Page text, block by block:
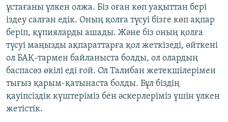
ұстағаны үлкен олжа. Біз оған көп уақыттан бері
іздеу салған едік. Оның қолға түсуі бізге көп ақпар
беріп, құпияларды ашады. Және біз оның қолға
түсуі маңызды ақпараттарға қол жеткізеді, өйткені
ол БАҚ-тармен байланыста болды, ол олардың
баспасөз өкілі еді ғой. Ол Талибан жетекшілерімен
тығыз қарым-қатынаста болды. Бұл біздің
қауіпсіздік күштеріміз бен әскерлеріміз үшін үлкен
жетістік.